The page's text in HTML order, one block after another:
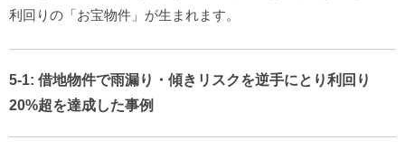
利回りの「お宝物件」が生まれます。
5-1: 借地物件で雨漏り・傾きリスクを逆手にとり利回り
20%超を達成した事例